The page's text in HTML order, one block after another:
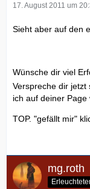
17. August 2011 um
Sieht aber auf den
Wünsche dir viel
Verspreche dir jetzt
ich auf deiner Page
TOP. "gefällt mir"
mg.roth